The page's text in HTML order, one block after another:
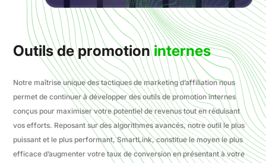
Outils de promotioninternes
Notre maîtrise unique des tactiques de marketing d’affiliation nous
permet de continuer à développer des outils de promotion internes
conçus pour maximiser votre potentiel de revenus tout en réduisant
vos efforts. Reposant sur des algorithmes avancés, notre outil le plus
puissant et le plus performant, SmartLink, constitue le moyen le plus
efficace d’augmenter votre taux de conversion en présentant à votre